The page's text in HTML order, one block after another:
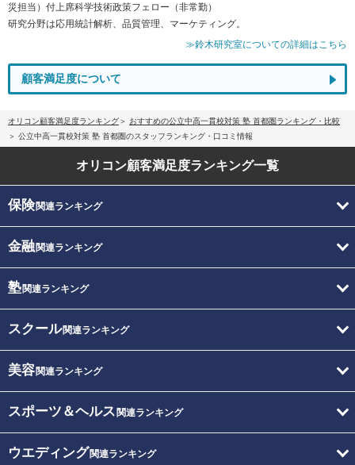
災担当）付上席科学技術政策フェロー（非常勤）
研究分野は応用統計解析、品質管理、マーケティング。
≫鈴木研究室についての詳細はこちら
顧客満足度について
オリコン顧客満足度ランキング
おすすめの公立中高一貫校対策 塾 首都圏ランキング・比較
公立中高一貫校対策 塾 首都圏のスタッフランキング・口コミ情報
オリコン顧客満足度ランキング一覧
保険関連ランキング
金融関連ランキング
塾関連ランキング
スクール関連ランキング
美容関連ランキング
スポーツ＆ヘルス 関連ランキング
ウエディング関連ランキング